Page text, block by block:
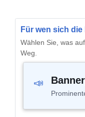
Für wen sich
Wählen Sie, was
Weg.
📣